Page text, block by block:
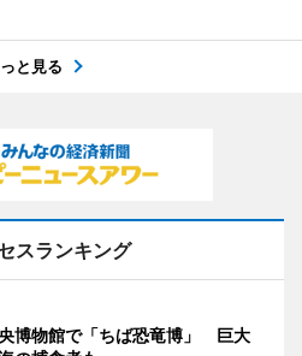
と見る
スランキング
博物館で「ちば恐竜博」 巨大